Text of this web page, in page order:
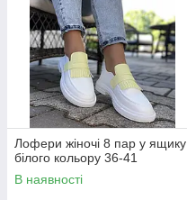
Лофери жіночі 8 пар у ящику
білого кольору 36-41
В наявності